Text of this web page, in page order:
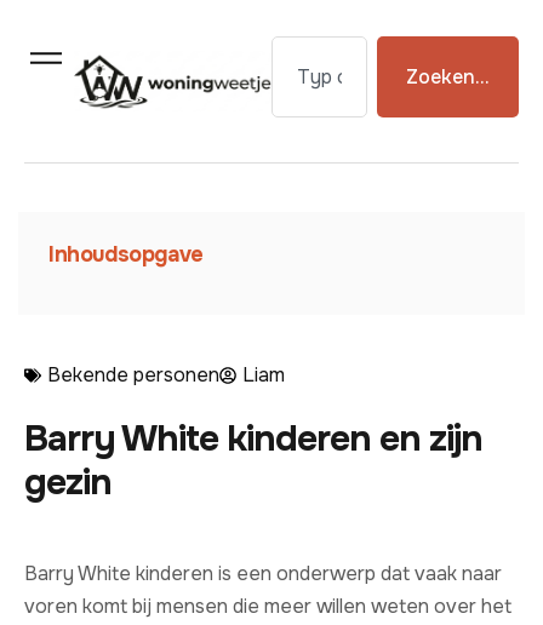
Zoeken...
Inhoudsopgave
Bekende personen Liam
Barry White kinderen en zijn
gezin
Barry White kinderen is een onderwerp dat vaak naar
voren komt bij mensen die meer willen weten over het